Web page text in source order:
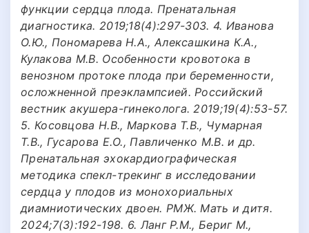
функции сердца плода. Пренатальная
диагностика. 2019;18(4):297-303. 4. Иванова
О.Ю., Пономарева Н.А., Алексашкина К.А.,
Кулакова М.В. Особенности кровотока в
венозном протоке плода при беременности,
осложненной преэклампсией. Российский
вестник акушера-гинеколога. 2019;19(4):53-57.
5. Косовцова Н.В., Маркова Т.В., Чумарная
Т.В., Гусарова Е.О., Павличенко М.В. и др.
Пренатальная эхокардиографическая
методика спекл-трекинг в исследовании
сердца у плодов из монохориальных
диамниотических двоен. РМЖ. Мать и дитя.
2024;7(3):192-198. 6. Ланг Р.М., Бериг М.,